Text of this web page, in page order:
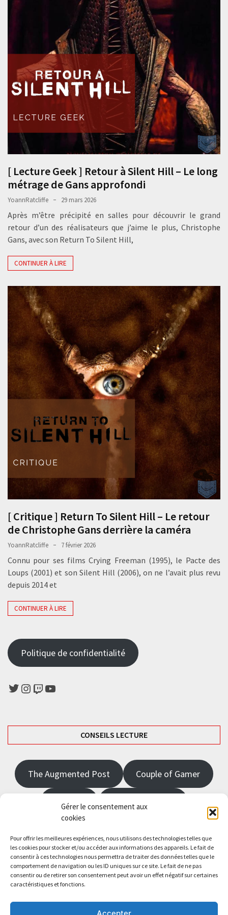
Gérer le consentement aux
cookies
Pour offrir les meilleures expériences, nous utilisons des technologies telles que
les cookies pour stocker et/ou accéder aux informations des appareils. Le fait de
consentir à ces technologies nous permettra de traiter des données telles que le
comportement de navigation ou les ID uniques sur ce site. Le fait de ne pas
consentir ou de retirer son consentement peut avoir un effet négatif sur certaines
caractéristiques et fonctions.
Accepter
[ Lecture Geek ] Retour à Silent Hill – Le long
métrage de Gans approfondi
YoannRatcliffe 29 mars 2026
Après m’être précipité en salles pour découvrir le grand
retour d’un des réalisateurs que j’aime le plus, Christophe
Gans, avec son Return To Silent Hill,
CONTINUER À LIRE
[ Critique ] Return To Silent Hill – Le retour
de Christophe Gans derrière la caméra
YoannRatcliffe 7 février 2026
Connu pour ses films Crying Freeman (1995), le Pacte des
Loups (2001) et son Silent Hill (2006), on ne l’avait plus revu
depuis 2014 et
CONTINUER À LIRE
Politique de confidentialité
Twitter
Instagram
TwitchYouTube
CONSEILS LECTURE
The Augmented Post Couple of Gamer
JRPGFR State of Gaming
Saisissez votre adresse e-mail…
Abonnez-vous